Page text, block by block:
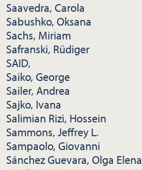
Saavedra, Carola
Sabushko, Oksana
Sachs, Miriam
Safranski, Rüdiger
SAID,
Saiko, George
Sailer, Andrea
Sajko, Ivana
Salimian Rizi, Hossein
Sammons, Jeffrey L.
Sampaolo, Giovanni
Sánchez Guevara, Olga Elena